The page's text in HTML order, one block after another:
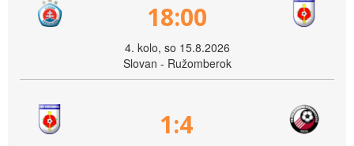
18:00
4. kolo, so 15.8.2026
Slovan - Ružomberok
1:4